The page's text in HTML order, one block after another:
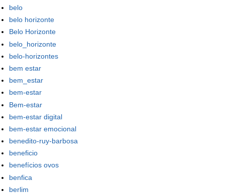
belo
belo horizonte
Belo Horizonte
belo_horizonte
belo-horizontes
bem estar
bem_estar
bem-estar
Bem-estar
bem-estar digital
bem-estar emocional
benedito-ruy-barbosa
beneficio
benefícios ovos
benfica
berlim